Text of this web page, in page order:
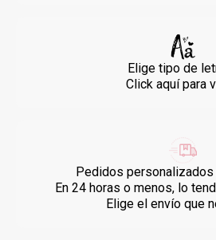
Elige tipo de
Click aquí para
Pedidos
En 24 horas o menos, lo
Elige el envío que